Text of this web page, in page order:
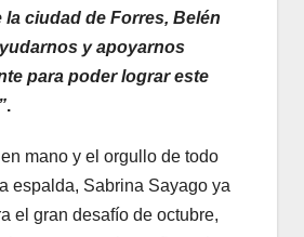
la ciudad de Forres, Belén
y apoyarnos
para poder lograr este
.
mano y el orgullo de todo
espalda, Sabrina Sayago ya
el gran desafío de octubre,